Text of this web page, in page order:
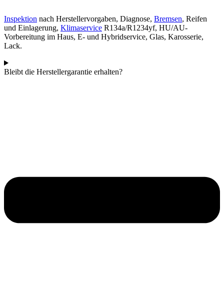
Inspektion nach Herstellervorgaben, Diagnose, Bremsen, Reifen
und Einlagerung, Klimaservice R134a/R1234yf, HU/AU-
Vorbereitung im Haus, E- und Hybridservice, Glas, Karosserie,
Lack.
Bleibt die Herstellergarantie erhalten?